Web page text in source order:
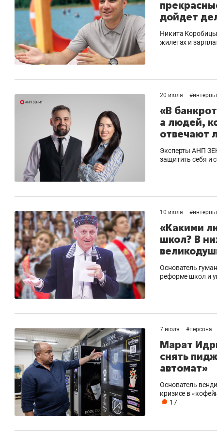
дойдет
Никита
жилетах и
20 июля #
«В
а людей,
отвечают
Эксперты АНП
защитить себя и
10 июля #
«Какими
школ? В
Основатель
реформе школ и
7 июля #персона
Марат
снять
автомат»
Основатель
кризисе в
17